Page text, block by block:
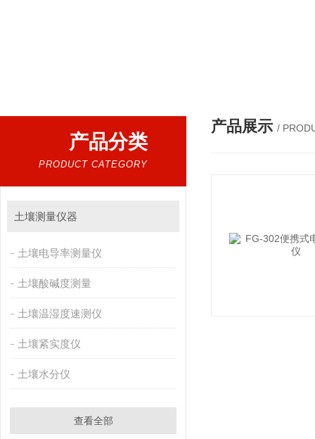
产品分类
PRODUCT CATEGORY
土壤测量仪器
土壤电导率测量仪
土壤酸碱度测量
土壤温湿度速测仪
土壤紧实度仪
土壤水分仪
查看全部
产品展示 /